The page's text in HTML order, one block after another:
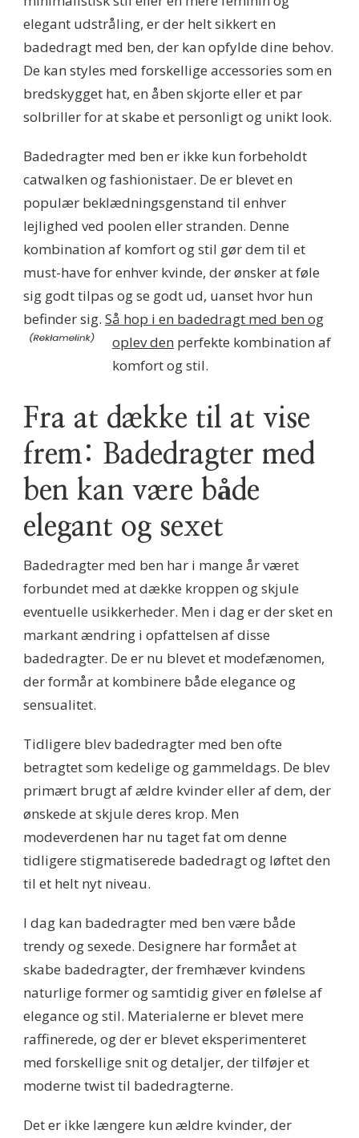
elegant udstråling, er der helt sikkert en
badedragt med ben, der kan opfylde dine behov.
De kan styles med forskellige accessories som en
bredskygget hat, en åben skjorte eller et par
solbriller for at skabe et personligt og unikt look.
Badedragter med ben er ikke kun forbeholdt
catwalken og fashionistaer. De er blevet en
populær beklædningsgenstand til enhver
lejlighed ved poolen eller stranden. Denne
kombination af komfort og stil gør dem til et
must-have for enhver kvinde, der ønsker at føle
sig godt tilpas og se godt ud, uanset hvor hun
befinder sig. Så hop i en badedragt med ben og
oplev den perfekte kombination af
komfort og stil.
Fra at dække til at vise
frem: Badedragter med
ben kan være både
elegant og sexet
Badedragter med ben har i mange år været
forbundet med at dække kroppen og skjule
eventuelle usikkerheder. Men i dag er der sket en
markant ændring i opfattelsen af disse
badedragter. De er nu blevet et modefænomen,
der formår at kombinere både elegance og
sensualitet.
Tidligere blev badedragter med ben ofte
betragtet som kedelige og gammeldags. De blev
primært brugt af ældre kvinder eller af dem, der
ønskede at skjule deres krop. Men
modeverdenen har nu taget fat om denne
tidligere stigmatiserede badedragt og løftet den
til et helt nyt niveau.
I dag kan badedragter med ben være både
trendy og sexede. Designere har formået at
skabe badedragter, der fremhæver kvindens
naturlige former og samtidig giver en følelse af
elegance og stil. Materialerne er blevet mere
raffinerede, og der er blevet eksperimenteret
med forskellige snit og detaljer, der tilføjer et
moderne twist til badedragterne.
Det er ikke længere kun ældre kvinder, der